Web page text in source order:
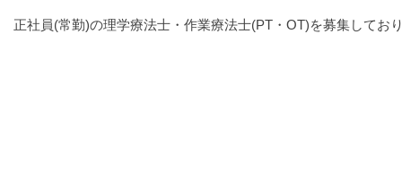
正社員(常勤)の理学療法士・作業療法士(PT・OT)を募集してお